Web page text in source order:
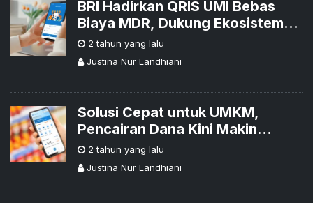
BRI Hadirkan QRIS UMI Bebas
Biaya MDR, Dukung Ekosistem
DIgital UMKM
2 tahun yang lalu
Justina Nur Landhiani
Solusi Cepat untuk UMKM,
Pencairan Dana Kini Makin
Mudah Bersama BRIMerchant
2 tahun yang lalu
Justina Nur Landhiani